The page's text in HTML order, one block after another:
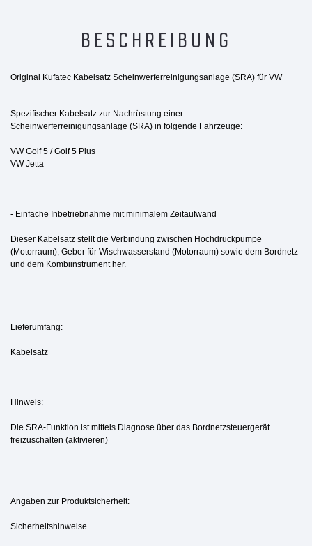
BESCHREIBUNG
Original Kufatec Kabelsatz Scheinwerferreinigungsanlage (SRA) für VW
Spezifischer Kabelsatz zur Nachrüstung einer
Scheinwerferreinigungsanlage (SRA) in folgende Fahrzeuge:
VW Golf 5 / Golf 5 Plus
VW Jetta
- Einfache Inbetriebnahme mit minimalem Zeitaufwand
Dieser Kabelsatz stellt die Verbindung zwischen Hochdruckpumpe
(Motorraum), Geber für Wischwasserstand (Motorraum) sowie dem Bordnetz
und dem Kombiinstrument her.
Lieferumfang:
Kabelsatz
Hinweis:
Die SRA-Funktion ist mittels Diagnose über das Bordnetzsteuergerät
freizuschalten (aktivieren)
Angaben zur Produktsicherheit:
Sicherheitshinweise